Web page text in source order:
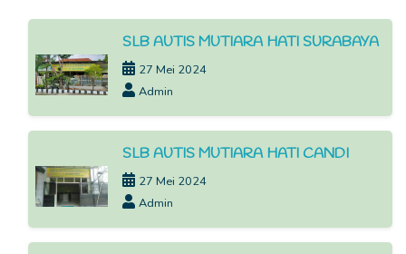
SLB AUTIS MUTIARA HATI SURABAYA
27 Mei 2024
Admin
SLB AUTIS MUTIARA HATI CANDI
27 Mei 2024
Admin